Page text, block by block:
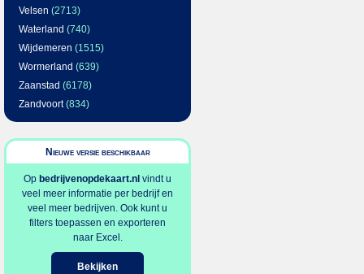
Velsen (2713)
Waterland (740)
Wijdemeren (1515)
Wormerland (639)
Zaanstad (6178)
Zandvoort(834)
Nieuwe versie beschikbaar
Op bedrijvenopdekaart.nl vindt u
veel meer informatie per bedrijf en
veel meer bedrijven. Ook kunt u
filters toepassen en exporteren
naar Excel.
Bekijken